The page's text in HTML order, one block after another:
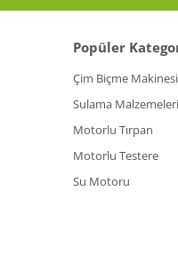
Popüler
Çim Biçme Makinesi
Sulama Malzemeleri
Motorlu Tırpan
Motorlu Testere
Su Motoru